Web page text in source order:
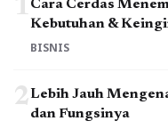
1 Cara Cerdas
Kebutuhan &
BISNIS
2Lebih Jauh
dan Fungsinya